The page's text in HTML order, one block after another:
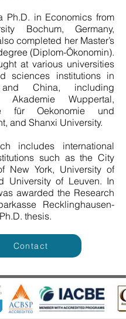
Ph.D. in Economics from
Bochum, Germany,
completed her Master’s
(Diplom-Ökonomin).
at various universities
sciences institutions in
and China, including
Akademie Wuppertal,
für Oekonomie und
and Shanxi University.
includes international
such as the City
New York, University of
University of Leuven. In
awarded the Research
Recklinghausen-
thesis.
Contact